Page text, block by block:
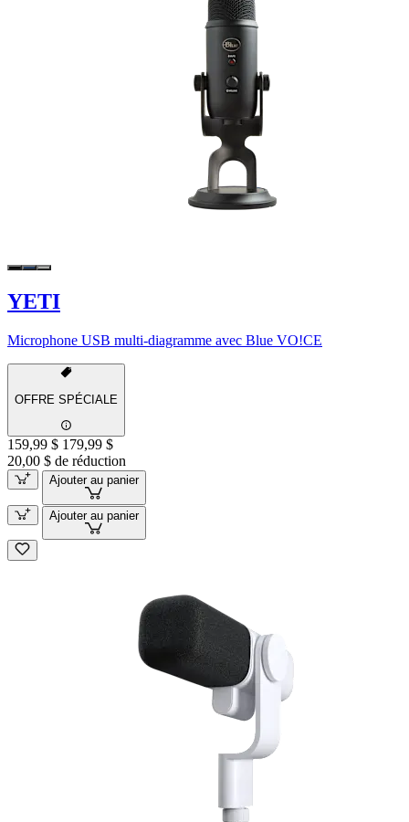
YETI
Microphone USB multi-diagramme avec Blue VO!CE
OFFRE SPÉCIALE
159,99 $ 179,99 $
20,00 $ de réduction
Ajouter au panier
Ajouter au panier